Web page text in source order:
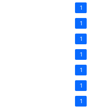
1
1
1
1
1
1
1